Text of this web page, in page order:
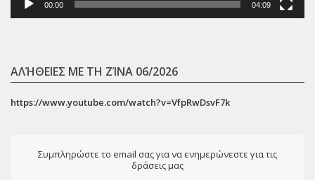
00:00 04:09
ΑΛΉΘΕΙΕΣ ΜΕ ΤΗ ΖΊΝΑ 06/2026
https://www.youtube.com/watch?v=VfpRwDsvF7k
Συμπληρώστε το email σας για να ενημερώνεστε για τις
δράσεις μας